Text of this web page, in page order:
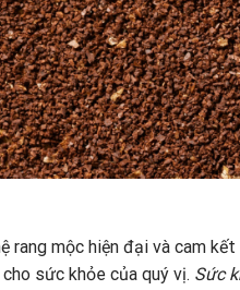
rang mộc hiện đại và cam
sức khỏe của quý vị. Sức